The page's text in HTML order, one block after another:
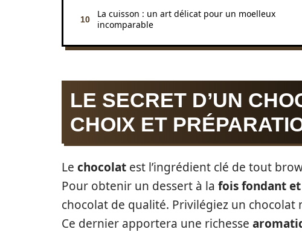
La cuisson : un art délicat pour un moelleux
incomparable
LE SECRET D’UN
CHOIX ET
Le chocolat est l’ingrédient clé de tout
Pour obtenir un dessert à la fois fondant
chocolat de qualité. Privilégiez un chocolat
Ce dernier apportera une richesse